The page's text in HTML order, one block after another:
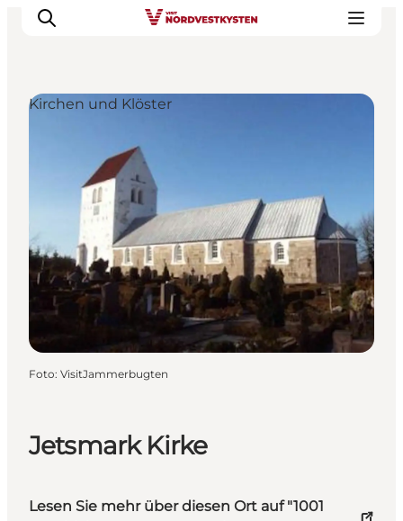
Urlaubsorte
Inspiration
Events
Unterkunft
Mach deine Urlaubsplanung
Jetsmark Kirke
Lesen Sie mehr über diesen Ort auf "1001
Kirchen und Klöster
Foto: VisitJammerbugten